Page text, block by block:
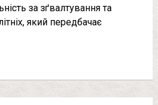
за зґвалтування та
який передбачає